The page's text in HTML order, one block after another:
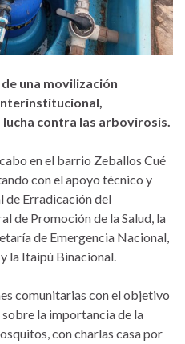
una movilización
contra las arbovirosis.
en el barrio Zeballos Cué
con el apoyo técnico y
de Erradicación del
de Promoción de la Salud, la
de Emergencia Nacional,
la Itaipú Binacional.
comunitarias con el objetivo
la importancia de la
con charlas casa por